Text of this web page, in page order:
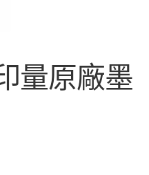
量原廠墨